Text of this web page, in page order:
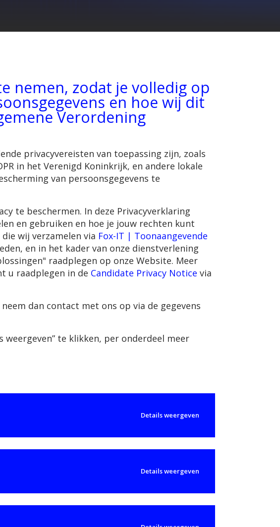
nemen, zodat je volledig op
en hoe wij dit
Verordening
privacyvereisten van toepassing zijn, zoals
in het Verenigd Koninkrijk, en andere lokale
van persoonsgegevens te
te beschermen. In deze Privacyverklaring
en gebruiken en hoe je jouw rechten kunt
wij verzamelen via Fox-IT | Toonaangevende
en in het kader van onze dienstverlening
raadplegen op onze Website. Meer
u raadplegen in de Candidate Privacy Notice via
dan contact met ons op via de gegevens
te klikken, per onderdeel meer
Details weergeven
Details weergeven